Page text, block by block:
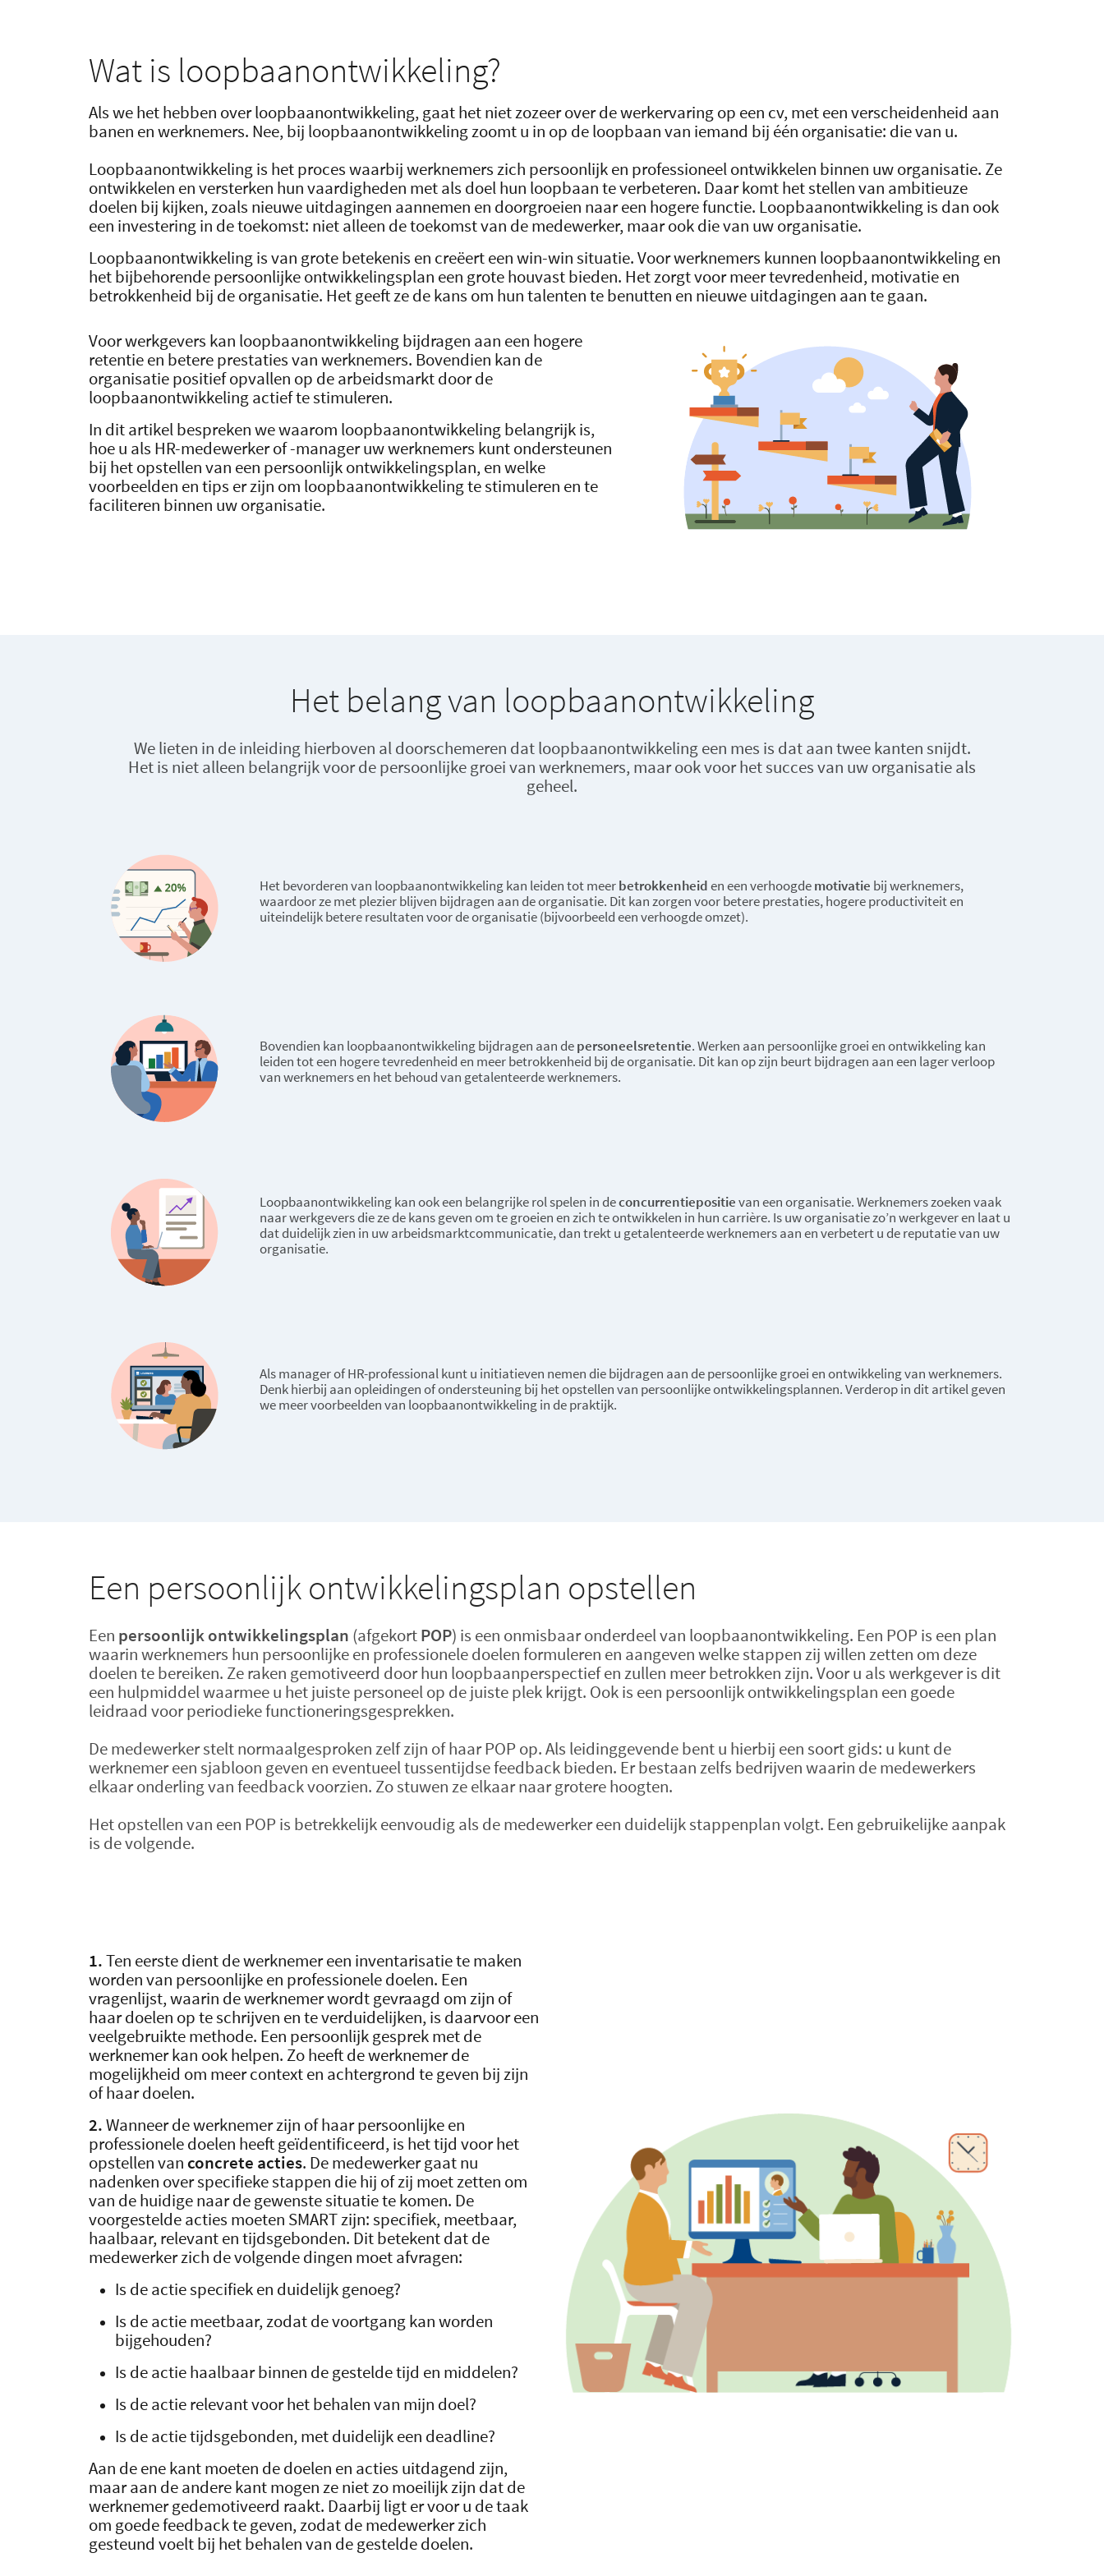
Wat is loopbaanontwikkeling?
Als we het hebben over loopbaanontwikkeling, gaat het niet zozeer over de werkervaring op een cv, met een verscheidenheid aan
banen en werknemers. Nee, bij loopbaanontwikkeling zoomt u in op de loopbaan van iemand bij één organisatie: die van u.
Loopbaanontwikkeling is het proces waarbij werknemers zich persoonlijk en professioneel ontwikkelen binnen uw organisatie. Ze
ontwikkelen en versterken hun vaardigheden met als doel hun loopbaan te verbeteren. Daar komt het stellen van ambitieuze
doelen bij kijken, zoals nieuwe uitdagingen aannemen en doorgroeien naar een hogere functie. Loopbaanontwikkeling is dan ook
een investering in de toekomst: niet alleen de toekomst van de medewerker, maar ook die van uw organisatie.
Loopbaanontwikkeling is van grote betekenis en creëert een win-win situatie. Voor werknemers kunnen loopbaanontwikkeling en
het bijbehorende persoonlijke ontwikkelingsplan een grote houvast bieden. Het zorgt voor meer tevredenheid, motivatie en
betrokkenheid bij de organisatie. Het geeft ze de kans om hun talenten te benutten en nieuwe uitdagingen aan te gaan.
Voor werkgevers kan loopbaanontwikkeling bijdragen aan een hogere
retentie en betere prestaties van werknemers. Bovendien kan de
organisatie positief opvallen op de arbeidsmarkt door de
loopbaanontwikkeling actief te stimuleren.
In dit artikel bespreken we waarom loopbaanontwikkeling belangrijk is,
hoe u als HR-medewerker of -manager uw werknemers kunt ondersteunen
bij het opstellen van een persoonlijk ontwikkelingsplan, en welke
voorbeelden en tips er zijn om loopbaanontwikkeling te stimuleren en te
faciliteren binnen uw organisatie.
Het belang van loopbaanontwikkeling
We lieten in de inleiding hierboven al doorschemeren dat loopbaanontwikkeling een mes is dat aan twee kanten snijdt.
Het is niet alleen belangrijk voor de persoonlijke groei van werknemers, maar ook voor het succes van uw organisatie als
geheel.
Het bevorderen van loopbaanontwikkeling kan leiden tot meerbetrokkenheiden een verhoogdemotivatie bij werknemers,
waardoor ze met plezier blijven bijdragen aan de organisatie. Dit kan zorgen voor betere prestaties, hogere productiviteit en
uiteindelijk betere resultaten voor de organisatie (bijvoorbeeld een verhoogde omzet).
Bovendien kan loopbaanontwikkeling bijdragen aan depersoneelsretentie. Werken aan persoonlijke groei en ontwikkeling kan
leiden tot een hogere tevredenheid en meer betrokkenheid bij de organisatie. Dit kan op zijn beurt bijdragen aan een lager verloop
van werknemers en het behoud van getalenteerde werknemers.
Loopbaanontwikkeling kan ook een belangrijke rol spelen in deconcurrentiepositievan een organisatie. Werknemers zoeken vaak
naar werkgevers die ze de kans geven om te groeien en zich te ontwikkelen in hun carrière. Is uw organisatie zo’n werkgever en laat u
dat duidelijk zien in uw arbeidsmarktcommunicatie, dan trekt u getalenteerde werknemers aan en verbetert u de reputatie van uw
organisatie.
Als manager of HR-professional kunt u initiatieven nemen die bijdragen aan de persoonlijke groei en ontwikkeling van werknemers.
Denk hierbij aan opleidingen of ondersteuning bij het opstellen van persoonlijke ontwikkelingsplannen. Verderop in dit artikel geven
we meer voorbeelden van loopbaanontwikkeling in de praktijk.
Een persoonlijk ontwikkelingsplan opstellen
Een persoonlijk ontwikkelingsplan (afgekortPOP) is een onmisbaar onderdeel van loopbaanontwikkeling. Een POP is een plan
waarin werknemers hun persoonlijke en professionele doelen formuleren en aangeven welke stappen zij willen zetten om deze
doelen te bereiken. Ze raken gemotiveerd door hun loopbaanperspectief en zullen meer betrokken zijn. Voor u als werkgever is dit
een hulpmiddel waarmee u het juiste personeel op de juiste plek krijgt. Ook is een persoonlijk ontwikkelingsplan een goede
leidraad voor periodieke functioneringsgesprekken.
De medewerker stelt normaalgesproken zelf zijn of haar POP op. Als leidinggevende bent u hierbij een soort gids: u kunt de
werknemer een sjabloon geven en eventueel tussentijdse feedback bieden. Er bestaan zelfs bedrijven waarin de medewerkers
elkaar onderling van feedback voorzien. Zo stuwen ze elkaar naar grotere hoogten.
Het opstellen van een POP is betrekkelijk eenvoudig als de medewerker een duidelijk stappenplan volgt. Een gebruikelijke aanpak
is de volgende.
1.Ten eerste dient de werknemer een inventarisatie te maken
worden van persoonlijke en professionele doelen. Een
vragenlijst, waarin de werknemer wordt gevraagd om zijn of
haar doelen op te schrijven en te verduidelijken, is daarvoor een
veelgebruikte methode. Een persoonlijk gesprek met de
werknemer kan ook helpen. Zo heeft de werknemer de
mogelijkheid om meer context en achtergrond te geven bij zijn
of haar doelen.
2.Wanneer de werknemer zijn of haar persoonlijke en
professionele doelen heeft geïdentificeerd, is het tijd voor het
opstellen van concrete acties. De medewerker gaat nu
nadenken over specifieke stappen die hij of zij moet zetten om
van de huidige naar de gewenste situatie te komen. De
voorgestelde acties moeten SMART zijn: specifiek, meetbaar,
haalbaar, relevant en tijdsgebonden. Dit betekent dat de
medewerker zich de volgende dingen moet afvragen:
Is de actie specifiek en duidelijk genoeg?
Is de actie meetbaar, zodat de voortgang kan worden
bijgehouden?
Is de actie haalbaar binnen de gestelde tijd en middelen?
Is de actie relevant voor het behalen van mijn doel?
Is de actie tijdsgebonden, met duidelijk een deadline?
Aan de ene kant moeten de doelen en acties uitdagend zijn,
maar aan de andere kant mogen ze niet zo moeilijk zijn dat de
werknemer gedemotiveerd raakt. Daarbij ligt er voor u de taak
om goede feedback te geven, zodat de medewerker zich
gesteund voelt bij het behalen van de gestelde doelen.